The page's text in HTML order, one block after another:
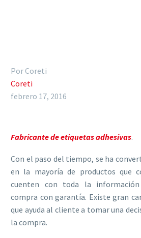
Por Coreti
Coreti
febrero 17, 2016
Fabricante de etiquetas adhesivas.
Con el paso del tiempo, se ha
en la mayoría de productos que
cuenten con toda la
compra con garantía. Existe gran
que ayuda al cliente a tomar una
la compra.